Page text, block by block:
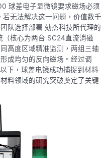
球差电子显微镜要求磁场必须
无法解决这一问题，价值数千
队选择部署 勀杰科技所代理的
核心为两台 SC24直流消磁
高度区域精准监测，两组三轴
成均匀的反向磁场。经过调
下，球差电镜成功捕捉到材料
料领域的研究突破奠定了关键